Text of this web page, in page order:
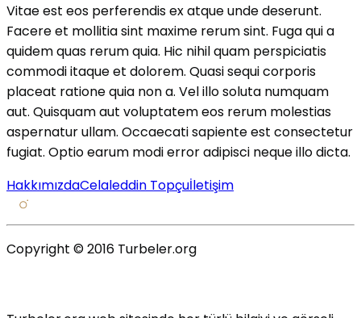
Vitae est eos perferendis ex atque unde deserunt.
Facere et mollitia sint maxime rerum sint. Fuga qui a
quidem quas rerum quia. Hic nihil quam perspiciatis
commodi itaque et dolorem. Quasi sequi corporis
placeat ratione quia non a. Vel illo soluta numquam
aut. Quisquam aut voluptatem eos rerum molestias
aspernatur ullam. Occaecati sapiente est consectetur
fugiat. Optio earum modi error adipisci neque illo dicta.
HakkımızdaCelaleddin Topçuİletişim
Copyright © 2016 Turbeler.org